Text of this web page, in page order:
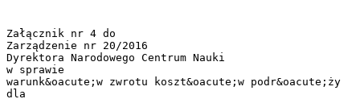
Załącznik nr 4 do
Zarządzenie nr 20/2016
Dyrektora Narodowego Centrum Nauki
w sprawie
warunk&oacute;w zwrotu koszt&oacute;w podr&oacute;ży
dla